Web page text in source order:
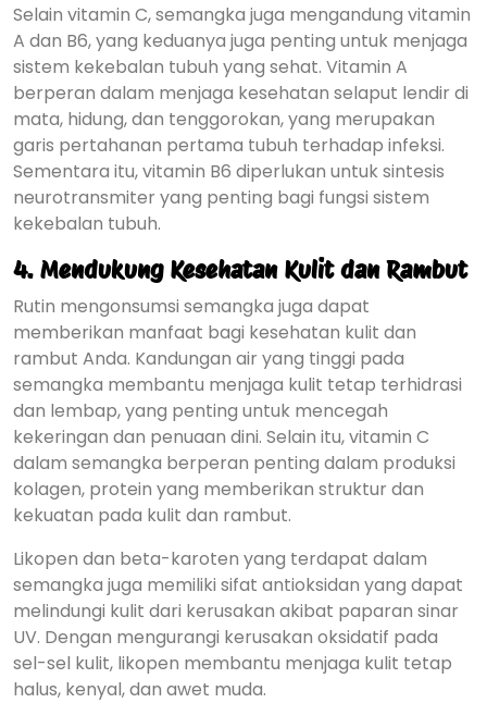
Selain vitamin C, semangka juga mengandung vitamin
A dan B6, yang keduanya juga penting untuk menjaga
sistem kekebalan tubuh yang sehat. Vitamin A
berperan dalam menjaga kesehatan selaput lendir di
mata, hidung, dan tenggorokan, yang merupakan
garis pertahanan pertama tubuh terhadap infeksi.
Sementara itu, vitamin B6 diperlukan untuk sintesis
neurotransmiter yang penting bagi fungsi sistem
kekebalan tubuh.
4. Mendukung Kesehatan Kulit dan Rambut
Rutin mengonsumsi semangka juga dapat
memberikan manfaat bagi kesehatan kulit dan
rambut Anda. Kandungan air yang tinggi pada
semangka membantu menjaga kulit tetap terhidrasi
dan lembap, yang penting untuk mencegah
kekeringan dan penuaan dini. Selain itu, vitamin C
dalam semangka berperan penting dalam produksi
kolagen, protein yang memberikan struktur dan
kekuatan pada kulit dan rambut.
Likopen dan beta-karoten yang terdapat dalam
semangka juga memiliki sifat antioksidan yang dapat
melindungi kulit dari kerusakan akibat paparan sinar
UV. Dengan mengurangi kerusakan oksidatif pada
sel-sel kulit, likopen membantu menjaga kulit tetap
halus, kenyal, dan awet muda.